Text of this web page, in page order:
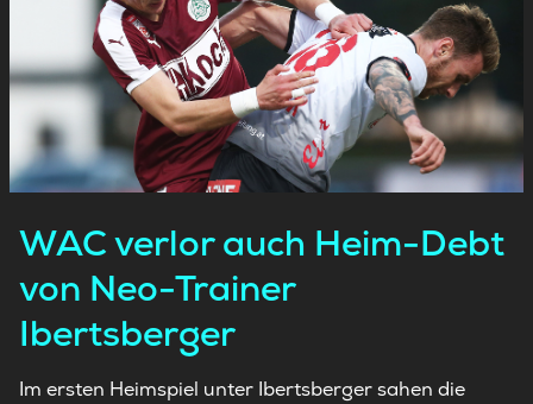
WAC verlor auch Heim-Debt
von Neo-Trainer
Ibertsberger
Im ersten Heimspiel unter Ibertsberger sahen die